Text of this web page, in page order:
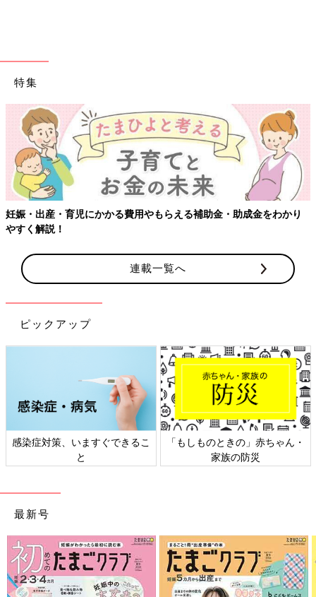
特集
【ワクチン接種できるものも】妊婦の感染症対策、知っておいて！
連載一覧へ
ピックアップ
日本外来小児科学会リーフレッ
ト検討会
六星占術 細木かおりさんの人生
相談
最新号